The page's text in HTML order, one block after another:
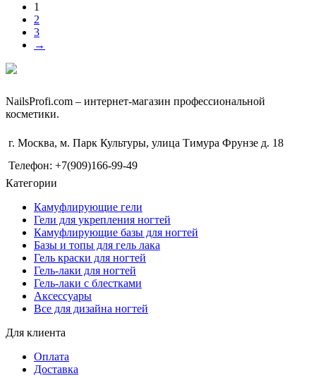
1
2
3
→
NailsРrofi.com – интернет-магазин профессиональной
косметики.
г. Москва, м. Парк Культуры, улица Тимура Фрунзе д. 18
Телефон: +7(909)166-99-49
Категории
Камуфлирующие гели
Гели для укрепления ногтей
Камуфлирующие базы для ногтей
Базы и топы для гель лака
Гель краски для ногтей
Гель-лаки для ногтей
Гель-лаки с блестками
Аксессуары
Все для дизайна ногтей
Для клиента
Оплата
Доставка